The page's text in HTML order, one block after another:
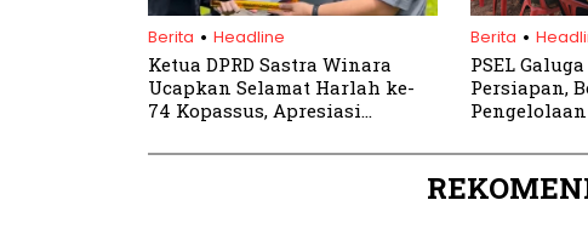
Berita . Headline
Ketua DPRD Sastra Winara
Ucapkan Selamat Harlah ke-
74 Kopassus, Apresiasi
Berita .
PSEL
Persiapan,